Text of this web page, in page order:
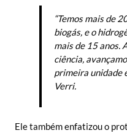
“Temos mais de
biogás, e o
mais de 15 anos.
ciência,
primeira unidade
Verri.
Ele também enfatizou o